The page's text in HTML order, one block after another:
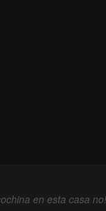
en esta casa